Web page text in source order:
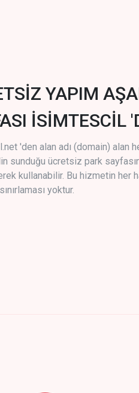
YAPIM
İSİMTESCİL
'den alan adı (domain) alan
sunduğu ücretsiz park
kullanabilir. Bu hizmetin her
yoktur.